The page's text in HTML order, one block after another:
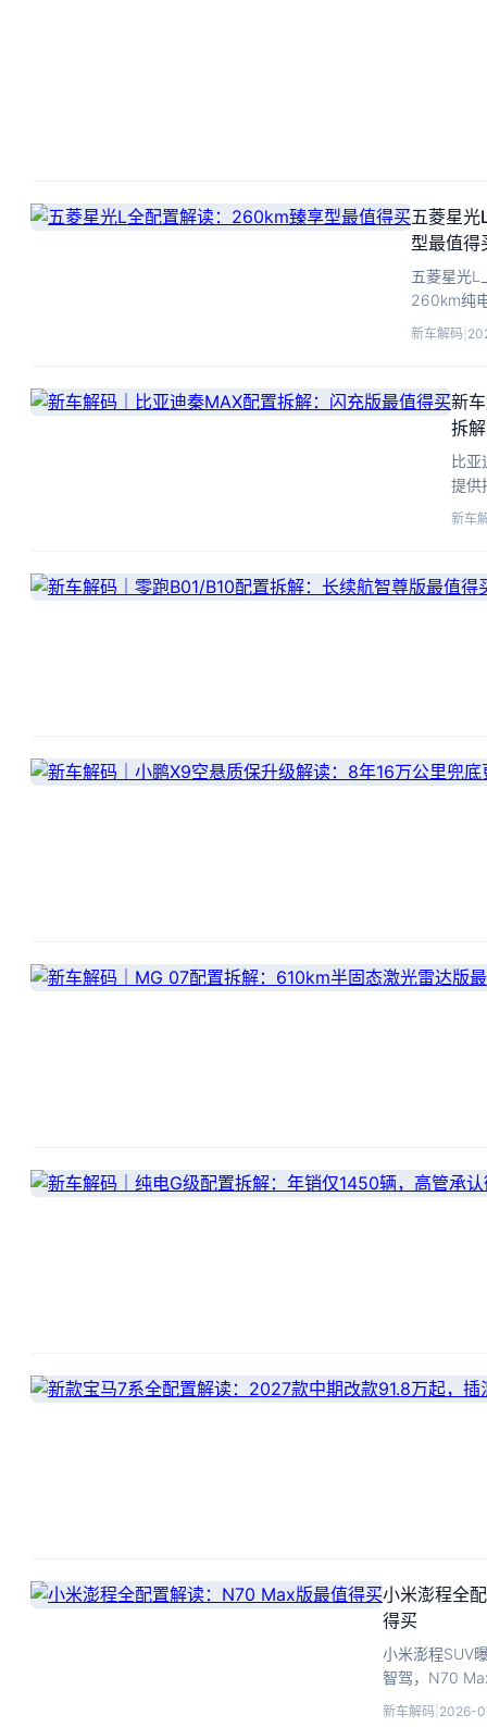
五菱星
型最值得
五菱星光L
260km纯
臻享型性
新车解码
新
拆
比亚
提供
新车
小米澎程全
得买
小米澎程SUV
智驾，N70
高。
新车解码 2026-